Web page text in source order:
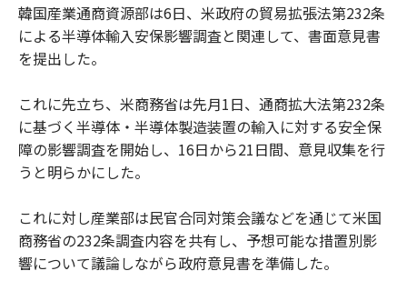
韓国産業通商資源部は6日、米政府の貿易拡張法第232条
による半導体輸入安保影響調査と関連して、書面意見書
を提出した。
これに先立ち、米商務省は先月1日、通商拡大法第232条
に基づく半導体・半導体製造装置の輸入に対する安全保
障の影響調査を開始し、16日から21日間、意見収集を行
うと明らかにした。
これに対し産業部は民官合同対策会議などを通じて米国
商務省の232条調査内容を共有し、予想可能な措置別影
響について議論しながら政府意見書を準備した。